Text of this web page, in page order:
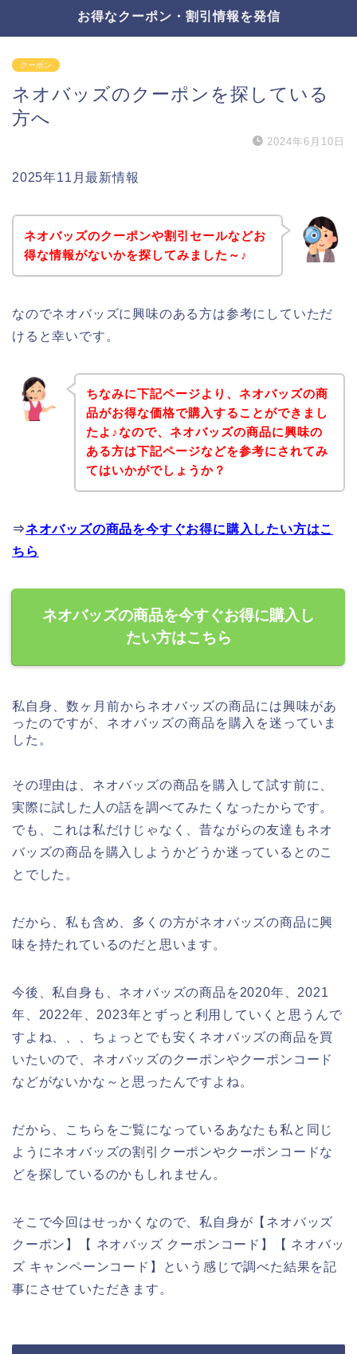
お得なクーポン・割引情報を発信
クーポン
ネオバッズのクーポンを探している
方へ
2024年6月10日
2025年11月最新情報
ネオバッズのクーポンや割引セールなどお
得な情報がないかを探してみました～♪
なのでネオバッズに興味のある方は参考にしていただ
けると幸いです。
ちなみに下記ページより、ネオバッズの商
品がお得な価格で購入することができまし
たよ♪なので、ネオバッズの商品に興味の
ある方は下記ページなどを参考にされてみ
てはいかがでしょうか？
⇒ネオバッズの商品を今すぐお得に購入したい方はこ
ちら
ネオバッズの商品を今すぐお得に購入し
たい方はこちら
私自身、数ヶ月前からネオバッズの商品には興味があ
ったのですが、ネオバッズの商品を購入を迷っていま
した。
その理由は、ネオバッズの商品を購入して試す前に、
実際に試した人の話を調べてみたくなったからです。
でも、これは私だけじゃなく、昔ながらの友達もネオ
バッズの商品を購入しようかどうか迷っているとのこ
とでした。
だから、私も含め、多くの方がネオバッズの商品に興
味を持たれているのだと思います。
今後、私自身も、ネオバッズの商品を2020年、2021
年、2022年、2023年とずっと利用していくと思うんで
すよね、、、ちょっとでも安くネオバッズの商品を買
いたいので、ネオバッズのクーポンやクーポンコード
などがないかな～と思ったんですよね。
だから、こちらをご覧になっているあなたも私と同じ
ようにネオバッズの割引クーポンやクーポンコードな
どを探しているのかもしれません。
そこで今回はせっかくなので、私自身が【ネオバッズ
クーポン】【 ネオバッズ クーポンコード】【 ネオバッ
ズ キャンペーンコード】という感じで調べた結果を記
事にさせていただきます。